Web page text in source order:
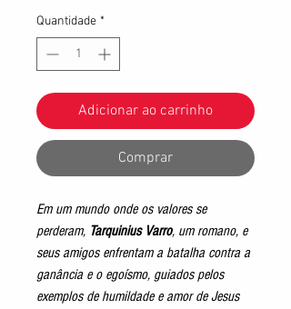
Quantidade *
Adicionar ao carrinho
Comprar
Em um mundo onde os valores se
perderam, Tarquinius Varro, um romano, e
seus amigos enfrentam a batalha contra a
ganância e o egoísmo, guiados pelos
exemplos de humildade e amor de Jesus